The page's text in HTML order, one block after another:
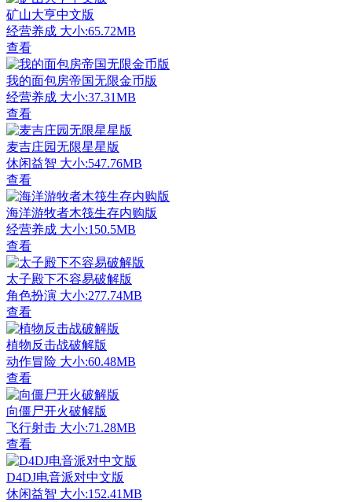
矿山大亨中文版
经营养成 大小:65.72MB
查看
我的面包房帝国无限金币版
经营养成 大小:37.31MB
查看
麦吉庄园无限星星版
休闲益智 大小:547.76MB
查看
海洋游牧者木筏生存内购版
经营养成 大小:150.5MB
查看
太子殿下不容易破解版
角色扮演 大小:277.74MB
查看
植物反击战破解版
动作冒险 大小:60.48MB
查看
向僵尸开火破解版
飞行射击 大小:71.28MB
查看
D4DJ电音派对中文版
休闲益智 大小:152.41MB